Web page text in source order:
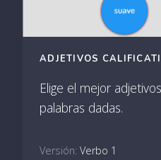
ADJETIVOS
Elige el mejor
palabras dadas.
Versión: Verbo 1